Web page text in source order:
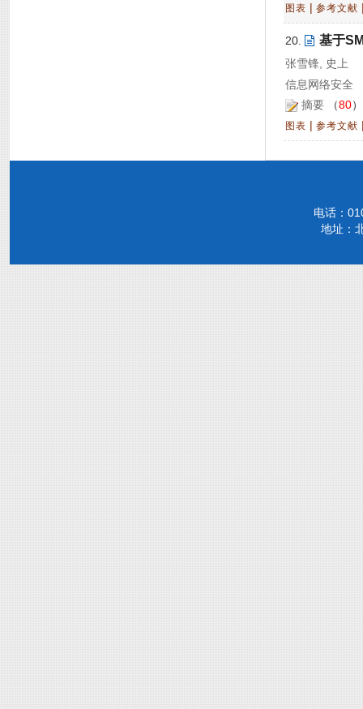
图表 | 参考文献
20. 基于
张雪锋, 史上
信息网络安全
摘要 （80
图表 | 参考文献
电话：
地址：